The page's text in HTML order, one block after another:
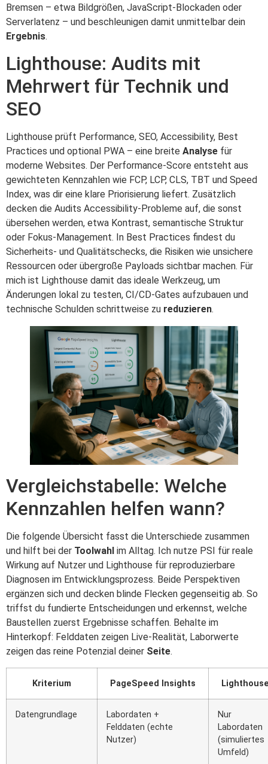
Bremsen – etwa Bildgrößen, JavaScript-Blockaden oder
Serverlatenz – und beschleunigen damit unmittelbar dein
Ergebnis.
Lighthouse: Audits mit
Mehrwert für Technik und
SEO
Lighthouse prüft Performance, SEO, Accessibility, Best
Practices und optional PWA – eine breite Analyse für
moderne Websites. Der Performance-Score entsteht aus
gewichteten Kennzahlen wie FCP, LCP, CLS, TBT und Speed
Index, was dir eine klare Priorisierung liefert. Zusätzlich
decken die Audits Accessibility-Probleme auf, die sonst
übersehen werden, etwa Kontrast, semantische Struktur
oder Fokus-Management. In Best Practices findest du
Sicherheits- und Qualitätschecks, die Risiken wie unsichere
Ressourcen oder übergroße Payloads sichtbar machen. Für
mich ist Lighthouse damit das ideale Werkzeug, um
Änderungen lokal zu testen, CI/CD-Gates aufzubauen und
technische Schulden schrittweise zu reduzieren.
Vergleichstabelle: Welche
Kennzahlen helfen wann?
Die folgende Übersicht fasst die Unterschiede zusammen
und hilft bei der Toolwahl im Alltag. Ich nutze PSI für reale
Wirkung auf Nutzer und Lighthouse für reproduzierbare
Diagnosen im Entwicklungsprozess. Beide Perspektiven
ergänzen sich und decken blinde Flecken gegenseitig ab. So
triffst du fundierte Entscheidungen und erkennst, welche
Baustellen zuerst Ergebnisse schaffen. Behalte im
Hinterkopf: Felddaten zeigen Live-Realität, Laborwerte
zeigen das reine Potenzial deiner Seite.
Kriterium PageSpeed Insights
Datengrundlage
Labordaten +
Felddaten (echte
Nutzer)
Nur
Labordaten
(simuliertes
Umfeld)